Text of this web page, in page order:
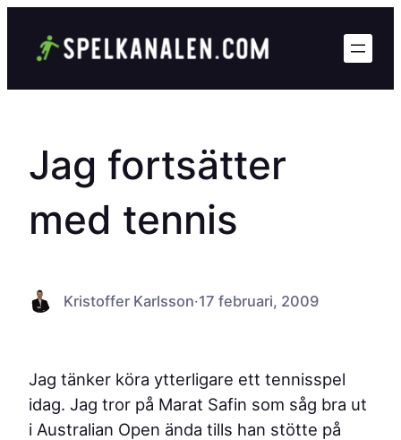
Jag fortsätter
med tennis
Kristoffer Karlsson·17 februari, 2009
Jag tänker köra ytterligare ett tennisspel
idag. Jag tror på Marat Safin som såg bra ut
i Australian Open ända tills han stötte på